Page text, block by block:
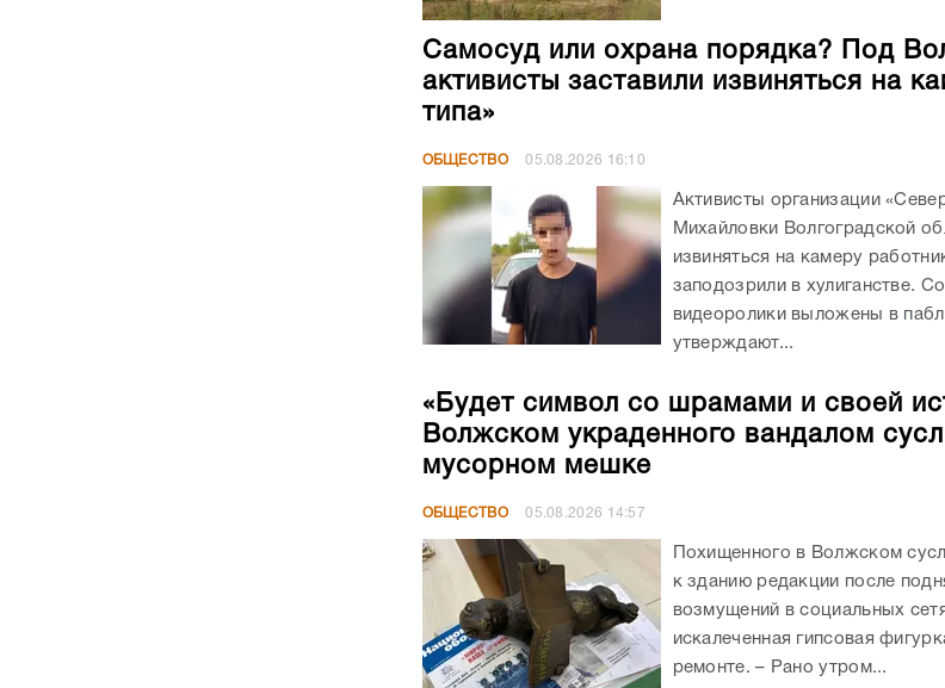
Самосуд или охрана порядка? Под
активисты заставили извиняться на
типа»
ОБЩЕСТВО 05.08.2026 16:10
Активисты организации
Михайловки Волгоградской
извиняться на камеру
заподозрили в хулиганстве.
видеоролики выложены в
утверждают...
«Будет символ со шрамами и своей
Волжском украденного вандалом
мусорном мешке
ОБЩЕСТВО 05.08.2026 14:57
Похищенного в Волжском
к зданию редакции после
возмущений в социальных
искалеченная гипсовая
ремонте. – Рано утром...